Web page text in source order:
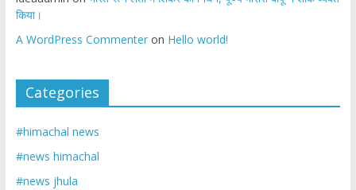
किया।
A WordPress Commenteron Hello world!
Categories
#himachal news
#news himachal
#news jhula